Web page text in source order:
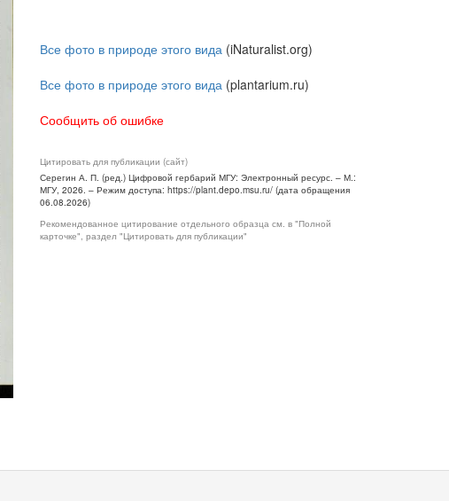
Все фото в природе этого вида (iNaturalist.org)
Все фото в природе этого вида (plantarium.ru)
Сообщить об ошибке
Цитировать для публикации (сайт)
Серегин А. П. (ред.) Цифровой гербарий МГУ: Электронный ресурс. – М.:
МГУ, 2026. – Режим доступа: https://plant.depo.msu.ru/ (дата обращения
06.08.2026)
Рекомендованное цитирование отдельного образца см. в "Полной
карточке", раздел "Цитировать для публикации"